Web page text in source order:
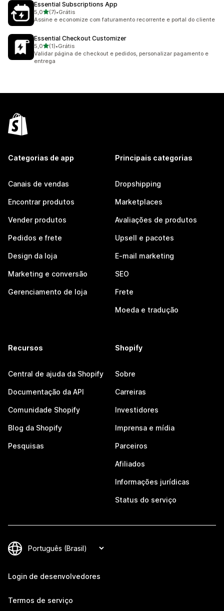
Essential Subscriptions App
5,0de 5 estrelas
(7)
7 avaliações ao todo
•Grátis
Assine e economize com faturamento recorrente e portal do cliente
Essential Checkout Customizer
5,0de 5 estrelas
(1)
1 avaliações ao todo
•Grátis
Validar página de checkout e pedidos, personalizar pagamento e
entrega
Categorias de app
Canais de vendas
Encontrar produtos
Vender produtos
Pedidos e frete
Design da loja
Marketing e conversão
Gerenciamento de loja
Principais categorias
Dropshipping
Marketplaces
Avaliações de produtos
Upsell e pacotes
E-mail marketing
SEO
Frete
Moeda e tradução
Recursos
Central de ajuda da Shopify
Documentação da API
Comunidade Shopify
Blog da Shopify
Pesquisas
Shopify
Sobre
Carreiras
Investidores
Imprensa e mídia
Parceiros
Afiliados
Informações jurídicas
Status do serviço
Login de desenvolvedores
Termos de serviço